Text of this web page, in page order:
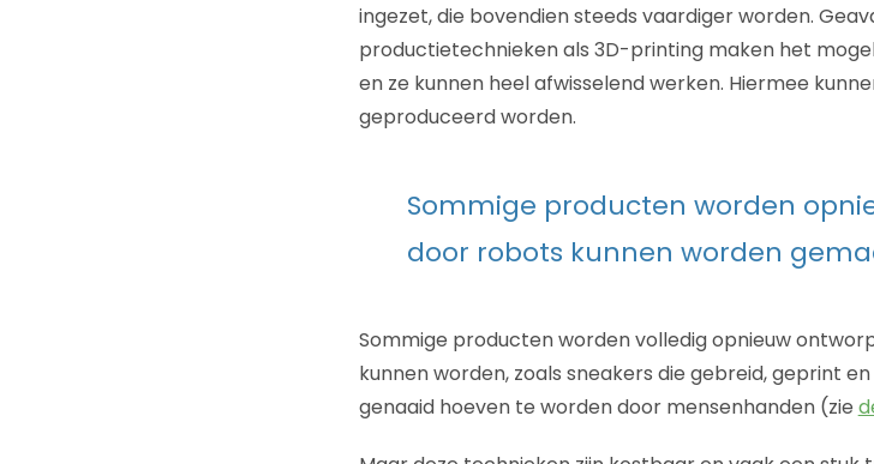
ingezet, die bovendien steeds vaardiger worden.
productietechnieken als 3D-printing maken het
en ze kunnen heel afwisselend werken. Hiermee
geproduceerd worden.
Sommige producten worden
door robots kunnen worden
Sommige producten worden volledig opnieuw
kunnen worden, zoals sneakers die gebreid, geprint
genaaid hoeven te worden door mensenhanden (zie